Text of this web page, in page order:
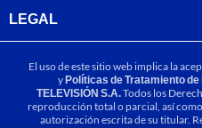
LEGAL
El uso de este sitio web implica la
yPolíticas de Tratamiento
TELEVISIÓN S.A.Todos los
reproducción total o parcial, así
autorización escrita de su titular.